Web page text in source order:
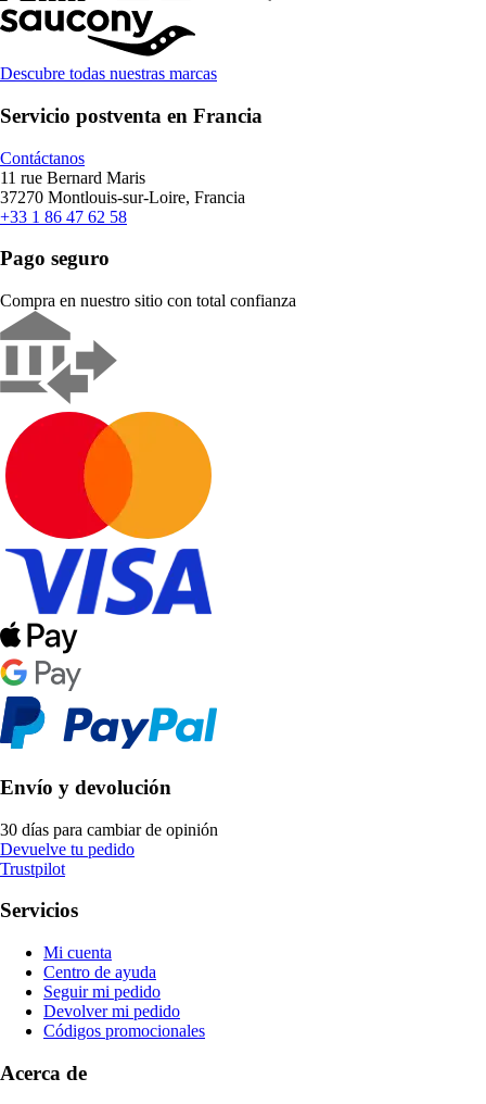
Descubre todas nuestras marcas
Servicio postventa en Francia
Contáctanos
11 rue Bernard Maris
37270 Montlouis-sur-Loire, Francia
+33 1 86 47 62 58
Pago seguro
Compra en nuestro sitio con total confianza
Envío y devolución
30 días para cambiar de opinión
Devuelve tu pedido
Trustpilot
Servicios
Mi cuenta
Centro de ayuda
Seguir mi pedido
Devolver mi pedido
Códigos promocionales
Acerca de